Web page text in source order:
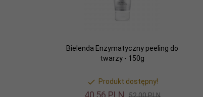
Bielenda Enzymatyczny peeling do
twarzy - 150g
Produkt dostępny!
40,56 PLN